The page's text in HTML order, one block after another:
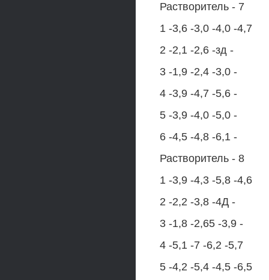
Растворитель - 7
1 -3,6 -3,0 -4,0 -4,7
2 -2,1 -2,6 -зд -
3 -1,9 -2,4 -3,0 -
4 -3,9 -4,7 -5,6 -
5 -3,9 -4,0 -5,0 -
6 -4,5 -4,8 -6,1 -
Растворитель - 8
1 -3,9 -4,3 -5,8 -4,6
2 -2,2 -3,8 -4Д -
3 -1,8 -2,65 -3,9 -
4 -5,1 -7 -6,2 -5,7
5 -4,2 -5,4 -4,5 -6,5